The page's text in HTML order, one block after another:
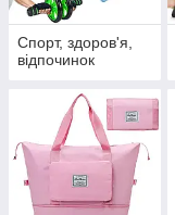
Спорт, здоров'я,
відпочинок